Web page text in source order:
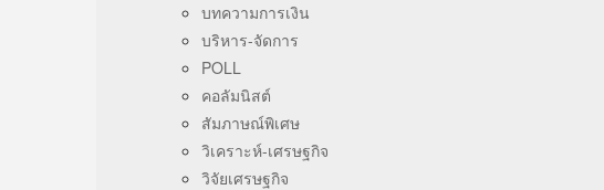
บทความการเงิน
บริหาร-จัดการ
POLL
คอลัมนิสต์
สัมภาษณ์พิเศษ
วิเคราะห์-เศรษฐกิจ
วิจัยเศรษฐกิจ